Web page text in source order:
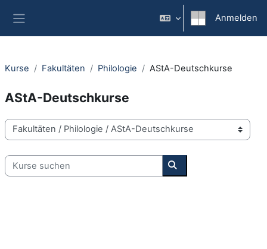
Anmelden
Kurse Fakultäten Philologie AStA-Deutschkurse
AStA-Deutschkurse
Kursbereiche
Kurse suchen
Kurse suchen